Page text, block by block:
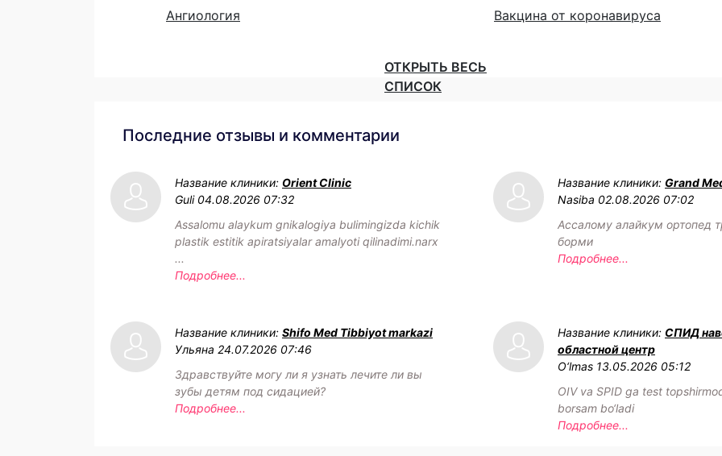
Ангиология
Вакцина от коронавируса
ОТКРЫТЬ ВЕСЬ
СПИСОК
Последние отзывы и комментарии
Название клиники: Orient Clinic
Guli 04.08.2026 07:32
Assalomu alaykum gnikalogiya bulimingizda kichik
plastik estitik apiratsiyalar amalyoti qilinadimi.narx
...
Подробнее...
Название клиники: Grand
Nasiba 02.08.2026 07:02
Ассалому алайкум ортопед
борми
Подробнее...
Название клиники: Shifo Med Tibbiyot markazi
Ульяна 24.07.2026 07:46
Здравствуйте могу ли я узнать лечите ли вы
зубы детям под сидацией?
Подробнее...
Название клиники: СПИД
областной центр
O‘lmas 13.05.2026 05:12
OIV va SPID ga test
borsam bo‘ladi
Подробнее...